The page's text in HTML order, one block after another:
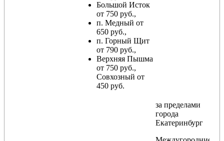
Большой Исток
от 750 руб.,
п. Медный от
650 руб.,
п. Горный Щит
от 790 руб.,
Верхняя Пышма
от 750 руб.,
Совхозный от
450 руб.
за пределами
города
Екатеринбург